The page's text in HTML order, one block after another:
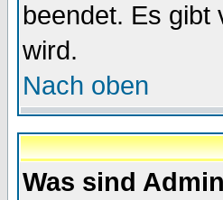
beendet. Es gibt
wird.
Nach oben
Was sind